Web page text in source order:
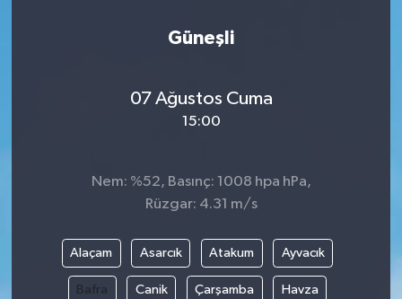
Güneşli
07 Ağustos Cuma
15:00
Nem: %52, Basınç: 1008 hpa hPa,
Rüzgar: 4.31 m/s
Alaçam Asarcık Atakum Ayvacık
Bafra Canik Çarşamba Havza